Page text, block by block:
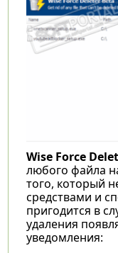
Wise Force
любого файла
того, который
средствами и
пригодится в
удаления
уведомления: